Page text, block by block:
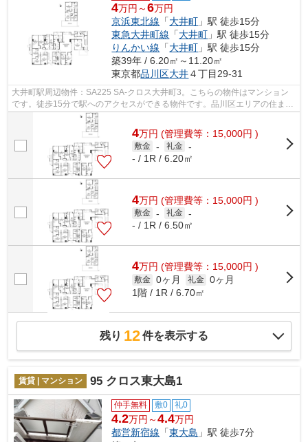
4万円～6万円
京浜東北線 「大井町 」駅 徒歩15分
東急大井町線 「大井町 」駅 徒歩15分
りんかい線 「大井町 」駅 徒歩15分
築39年 / 6.20㎡～11.20㎡
東京都品川区大井４丁目29-31
大井町駅周辺物件：SA225 SA-クロス大井町3。こちらの物件はマンション
です。徒歩15分で駅へのアクセスができる物件です。品川区エリアの住まい
探しを当社がお手伝いいたします。大井...
4万円 (管理費等：15,000円 )
敷金 - 礼金 -
- / 1R / 6.20㎡
4万円 (管理費等：15,000円 )
敷金 - 礼金 -
- / 1R / 6.50㎡
4万円 (管理費等：15,000円 )
敷金 0ヶ月 礼金 0ヶ月
1階 / 1R / 6.70㎡
残り 12件を表示する
賃貸 | マンション 95 クロス東大島1
仲手無料 敷0 礼0
4.2万円～4.4万円
都営新宿線 「東大島 」駅 徒歩7分